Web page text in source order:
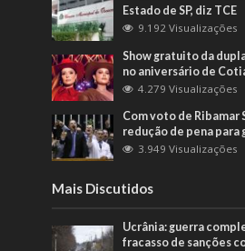
Estado de SP, diz TCE
9.192 Visualizações
Show gratuito da
no aniversário de
4.279 Visualizações
Com voto de Ribamar
redução de pena para
3.949 Visualizações
Mais Discutidos
Ucrânia: guerra
fracasso de sanções